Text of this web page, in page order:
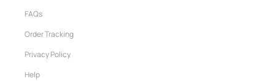
FAQs
Order Tracking
Privacy Policy
Help